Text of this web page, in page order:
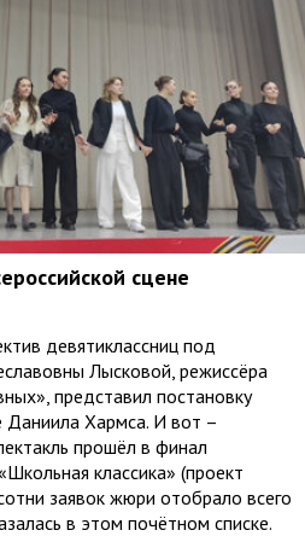
сцене
девятиклассниц под
Лысковой, режиссёра
представил постановку
Даниила Хармса. И вот –
прошёл в финал
классика» (проект
заявок жюри отобрало всего
в этом почётном списке.